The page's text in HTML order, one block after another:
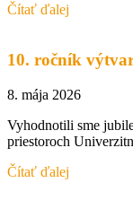
Čítať ďalej
10. ročník
8. mája 2026
Vyhodnotili sme
priestoroch
Čítať ďalej